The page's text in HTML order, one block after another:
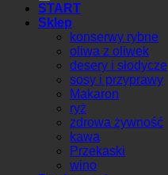
START
Sklep
konserwy rybne
oliwa z oliwek
desery i słodycze
sosy i przyprawy
Makaron
ryż
zdrowa żywność
kawa
Przekaski
wino